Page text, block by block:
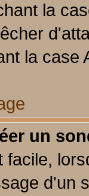
la
la
un
facile,
d'un